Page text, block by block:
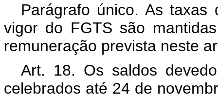
Parágrafo único. As
vigor do FGTS são
remuneração prevista neste
Art. 18. Os saldos
celebrados até 24 de